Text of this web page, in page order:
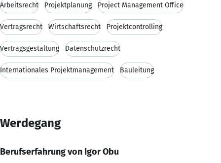
Arbeitsrecht Projektplanung Project Management Office
Vertragsrecht Wirtschaftsrecht Projektcontrolling
Vertragsgestaltung Datenschutzrecht
Internationales Projektmanagement Bauleitung
Werdegang
Berufserfahrung von Igor Obu